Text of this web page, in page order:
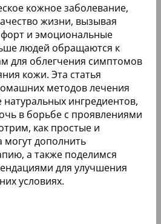
кожное заболевание,
жизни, вызывая
и эмоциональные
людей обращаются к
для облегчения симптомов
кожи. Эта статья
методов лечения
ингредиентов,
в борьбе с проявлениями
как простые и
могут дополнить
а также поделимся
для улучшения
условиях.